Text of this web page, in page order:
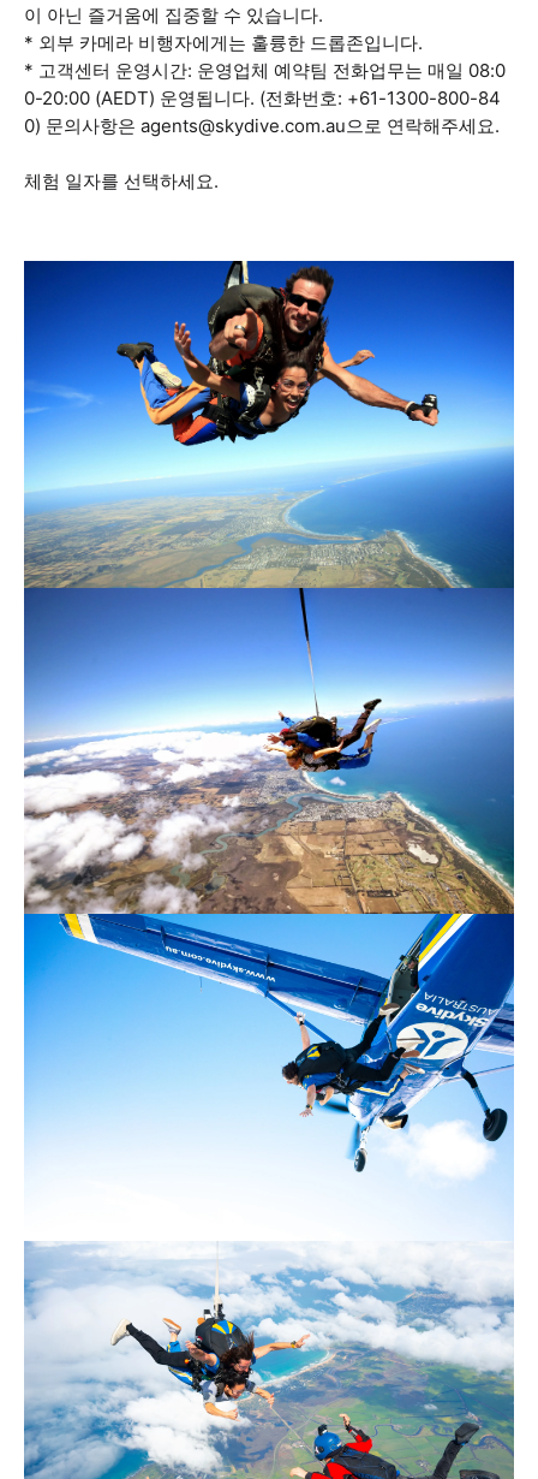
이 아닌 즐거움에 집중할 수 있습니다.
* 외부 카메라 비행자에게는 훌륭한 드롭존입니다.
* 고객센터 운영시간: 운영업체 예약팀 전화업무는 매일 08:0
0-20:00 (AEDT) 운영됩니다. (전화번호: +61-1300-800-84
0) 문의사항은 agents@skydive.com.au으로 연락해주세요.
체험 일자를 선택하세요.